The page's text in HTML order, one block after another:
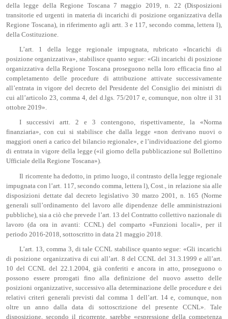
della legge della Regione Toscana 7 maggio 2019, n. 22 (Disposizioni
transitorie ed urgenti in materia di incarichi di posizione organizzativa della
Regione Toscana), in riferimento agli artt. 3 e 117, secondo comma, lettera l),
della Costituzione.
L’art. 1 della legge regionale impugnata, rubricato «Incarichi di
posizione organizzativa», stabilisce quanto segue: «Gli incarichi di posizione
organizzativa della Regione Toscana proseguono nella loro efficacia fino al
completamento delle procedure di attribuzione attivate successivamente
all’entrata in vigore del decreto del Presidente del Consiglio dei ministri di
cui all’articolo 23, comma 4, del d.lgs. 75/2017 e, comunque, non oltre il 31
ottobre 2019».
I successivi artt. 2 e 3 contengono, rispettivamente, la «Norma
finanziaria», con cui si stabilisce che dalla legge «non derivano nuovi o
maggiori oneri a carico del bilancio regionale», e l’individuazione del giorno
di entrata in vigore della legge («il giorno della pubblicazione sul Bollettino
Ufficiale della Regione Toscana»).
Il ricorrente ha dedotto, in primo luogo, il contrasto della legge regionale
impugnata con l’art. 117, secondo comma, lettera l), Cost., in relazione sia alle
disposizioni dettate dal decreto legislativo 30 marzo 2001, n. 165 (Norme
generali sull’ordinamento del lavoro alle dipendenze delle amministrazioni
pubbliche), sia a ciò che prevede l’art. 13 del Contratto collettivo nazionale di
lavoro (da ora in avanti: CCNL) del comparto «Funzioni locali», per il
periodo 2016-2018, sottoscritto in data 21 maggio 2018.
L’art. 13, comma 3, di tale CCNL stabilisce quanto segue: «Gli incarichi
di posizione organizzativa di cui all’art. 8 del CCNL del 31.3.1999 e all’art.
10 del CCNL del 22.1.2004, già conferiti e ancora in atto, proseguono o
possono essere prorogati fino alla definizione del nuovo assetto delle
posizioni organizzative, successivo alla determinazione delle procedure e dei
relativi criteri generali previsti dal comma 1 dell’art. 14 e, comunque, non
oltre un anno dalla data di sottoscrizione del presente CCNL». Tale
disposizione, secondo il ricorrente, sarebbe «espressione della competenza